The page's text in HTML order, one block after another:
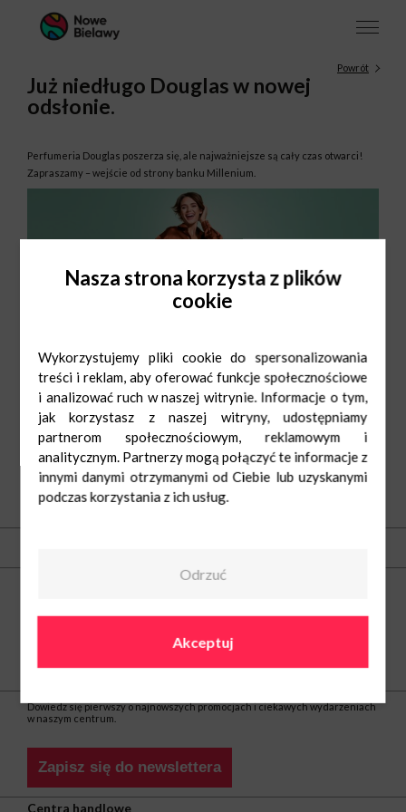
Powrót
Już niedługo Douglas w nowej
odsłonie.
Perfumeria Douglas poszerza się, ale najważniejsze są cały czas otwarci!
Zapraszamy – wejście od strony banku Millenium.
87-100 Toruń
nowebielawy@greenman.pl
Dowiedz się pierwszy o najnowszych promocjach i ciekawych wydarzeniach
w naszym centrum.
Zapisz się do newslettera
Centra handlowe
Nasza strona korzysta z plików
cookie
Wykorzystujemy pliki cookie do spersonalizowania
treści i reklam, aby oferować funkcje społecznościowe
i analizować ruch w naszej witrynie. Informacje o tym,
jak korzystasz z naszej witryny, udostępniamy
partnerom społecznościowym, reklamowym i
analitycznym. Partnerzy mogą połączyć te informacje z
innymi danymi otrzymanymi od Ciebie lub uzyskanymi
podczas korzystania z ich usług.
Odrzuć
Akceptuj